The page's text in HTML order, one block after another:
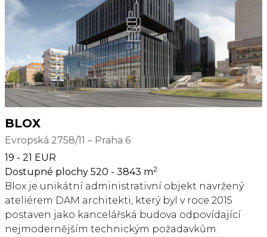
BLOX
Evropská 2758/11 – Praha 6
19 - 21 EUR
Dostupné plochy 520 - 3843 m2
Blox je unikátní administrativní objekt navržený
ateliérem DAM architekti, který byl v roce 2015
postaven jako kancelářská budova odpovídající
nejmodernějším technickým požadavkům.